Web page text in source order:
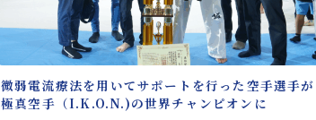
微弱電流療法を用いてサポートを行った空手選手が
極真空手（I.K.O.N.)の世界チャンピオンに